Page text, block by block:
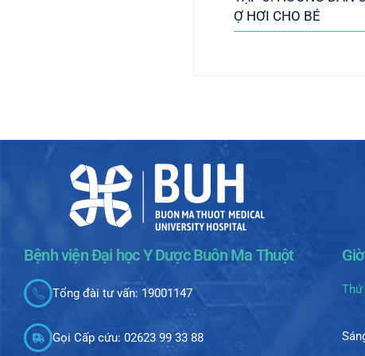
Ợ HƠI CHO BÉ
Bệnh viện Đại học Y Dược Buôn Ma Thuột
Tổng đài tư vấn: 19001147
Gọi Cấp cứu: 02623 99 33 88